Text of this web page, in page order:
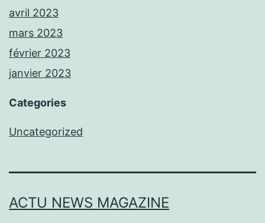
avril 2023
mars 2023
février 2023
janvier 2023
Categories
Uncategorized
ACTU NEWS MAGAZINE